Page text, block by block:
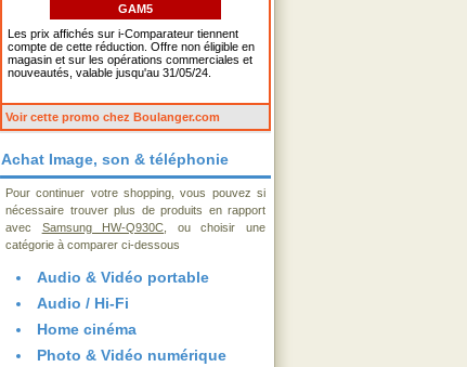
GAM5
Les prix affichés sur i-Comparateur tiennent
compte de cette réduction. Offre non éligible en
magasin et sur les opérations commerciales et
nouveautés, valable jusqu'au 31/05/24.
Voir cette promo chez Boulanger.com
Achat Image, son & téléphonie
Pour continuer votre shopping, vous pouvez si
nécessaire trouver plus de produits en rapport
avec Samsung HW-Q930C , ou choisir une
catégorie à comparer ci-dessous
Audio & Vidéo portable
Audio / Hi-Fi
Home cinéma
Photo & Vidéo numérique